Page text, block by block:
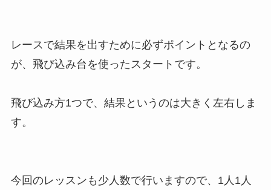
レースで結果を出すために必ずポイントとなるの
が、飛び込み台を使ったスタートです。
飛び込み方1つで、結果というのは大きく左右しま
す。
今回のレッスンも少人数で行いますので、1人1人